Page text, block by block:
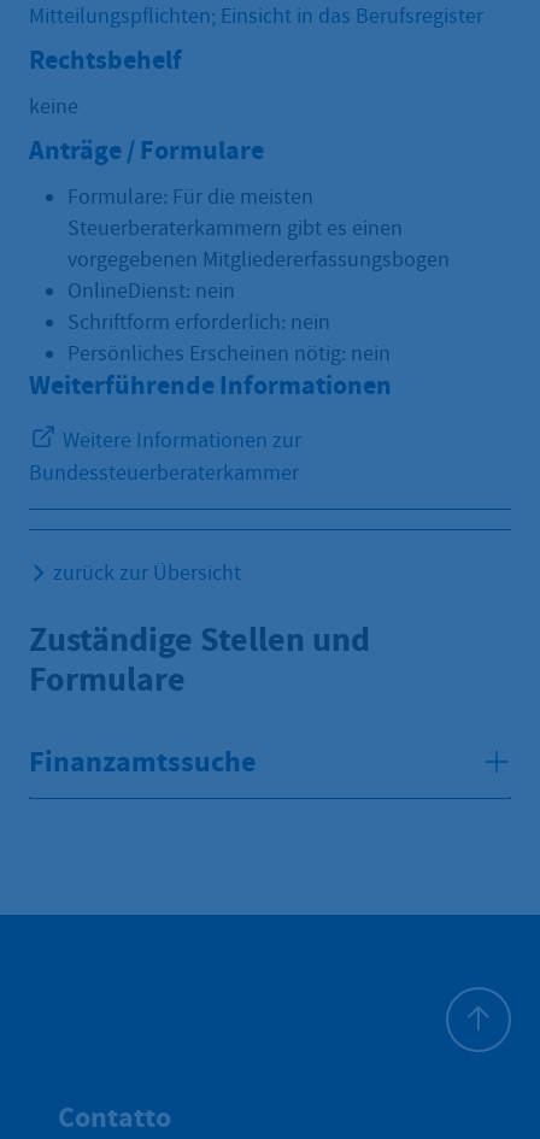
Mitteilungspflichten; Einsicht in das Berufsregister
Rechtsbehelf
keine
Anträge / Formulare
Formulare: Für die meisten
Steuerberaterkammern gibt es einen
vorgegebenen Mitgliedererfassungsbogen
OnlineDienst: nein
Schriftform erforderlich: nein
Persönliches Erscheinen nötig: nein
Weiterführende Informationen
Weitere Informationen zur
Bundessteuerberaterkammer
zurück zur Übersicht
Zuständige Stellen und
Formulare
Finanzamtssuche
Contatto